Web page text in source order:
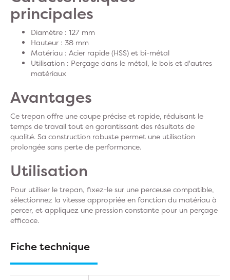
principales
Diamètre : 127 mm
Hauteur : 38 mm
Matériau : Acier rapide (HSS) et bi-métal
Utilisation : Perçage dans le métal, le bois et d'autres
matériaux
Avantages
Ce trepan offre une coupe précise et rapide, réduisant le
temps de travail tout en garantissant des résultats de
qualité. Sa construction robuste permet une utilisation
prolongée sans perte de performance.
Utilisation
Pour utiliser le trepan, fixez-le sur une perceuse compatible,
sélectionnez la vitesse appropriée en fonction du matériau à
percer, et appliquez une pression constante pour un perçage
efficace.
Fiche technique